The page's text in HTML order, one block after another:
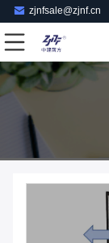
zjnfsale@zjnf.cn